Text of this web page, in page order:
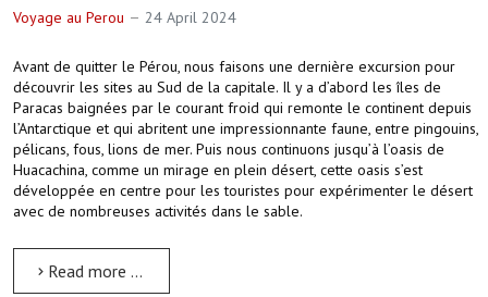
Voyage au Perou 24 April 2024
Avant de quitter le Pérou, nous faisons une dernière excursion pour
découvrir les sites au Sud de la capitale. Il y a d’abord les îles de
Paracas baignées par le courant froid qui remonte le continent depuis
l’Antarctique et qui abritent une impressionnante faune, entre pingouins,
pélicans, fous, lions de mer. Puis nous continuons jusqu’à l’oasis de
Huacachina, comme un mirage en plein désert, cette oasis s’est
développée en centre pour les touristes pour expérimenter le désert
avec de nombreuses activités dans le sable.
Read more …